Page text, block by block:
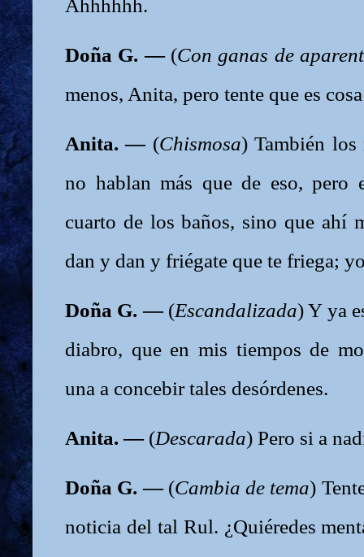
Ahhhhhh.
Doña G. — (Con ganas de
menos, Anita, pero tente que es
Anita. — (Chismosa) También los
no hablan más que de eso, pero
cuarto de los baños, sino que ahí
dan y dan y friégate que te friega;
Doña G. — (Escandalizada) Y ya
diabro, que en mis tiempos de
una a concebir tales desórdenes.
Anita. — (Descarada) Pero si a
Doña G. — (Cambia de tema)
noticia del tal Rul. ¿Quiéredes